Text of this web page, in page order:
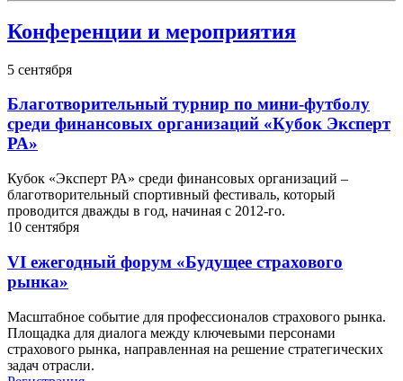
Конференции и мероприятия
5 сентября
Благотворительный турнир по мини-футболу
среди финансовых организаций «Кубок Эксперт
РА»
Кубок «Эксперт РА» среди финансовых организаций –
благотворительный спортивный фестиваль, который
проводится дважды в год, начиная с 2012-го.
10 сентября
VI ежегодный форум «Будущее страхового
рынка»
Масштабное событие для профессионалов страхового рынка.
Площадка для диалога между ключевыми персонами
страхового рынка, направленная на решение стратегических
задач отрасли.